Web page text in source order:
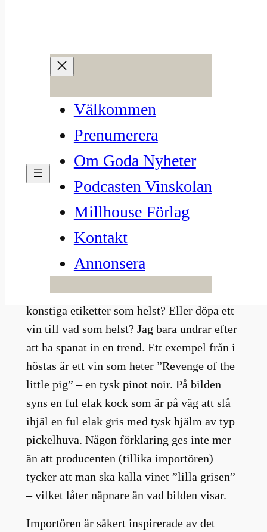
Välkommen
Prenumerera
Om Goda Nyheter
Podcasten Vinskolan
Millhouse Förlag
Kontakt
Annonsera
Ska grymma grisar med
tyska hjälmar sälja vin?
Krönika, Nyhetsbrev
Krönika
Vem köper ett vin med en elak gris på
etiketten? Frågan är om man får göra vilka
konstiga etiketter som helst? Eller döpa ett
vin till vad som helst? Jag bara undrar efter
att ha spanat in en trend. Ett exempel från i
höstas är ett vin som heter ”Revenge of the
little pig” – en tysk pinot noir. På bilden
syns en ful elak kock som är på väg att slå
ihjäl en ful elak gris med tysk hjälm av typ
pickelhuva. Någon förklaring ges inte mer
än att producenten (tillika importören)
tycker att man ska kalla vinet ”lilla grisen”
– vilket låter näpnare än vad bilden visar.
Importören är säkert inspirerade av det